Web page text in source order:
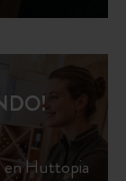
en Huttopia